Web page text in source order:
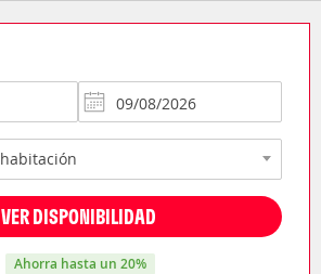
VER DISPONIBILIDAD
ahorra hasta un 20%